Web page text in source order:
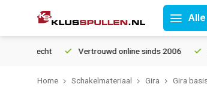
Vertrouwd online sinds 2006
Home Schakelmateriaal Gira Gira